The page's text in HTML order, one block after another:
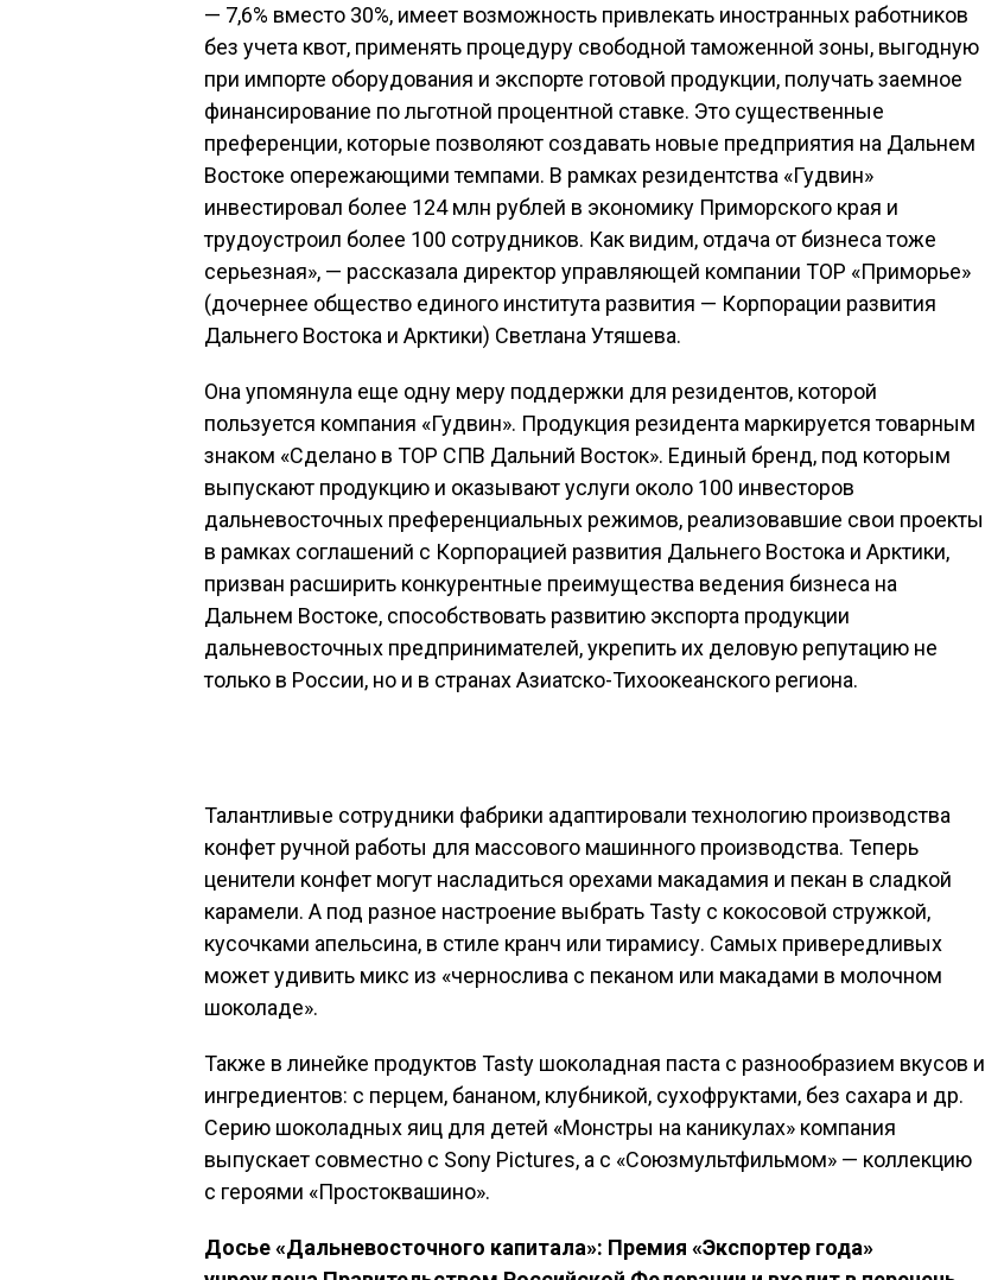
— 7,6% вместо 30%, имеет возможность привлекать иностранных работников
без учета квот, применять процедуру свободной таможенной зоны, выгодную
при импорте оборудования и экспорте готовой продукции, получать заемное
финансирование по льготной процентной ставке. Это существенные
преференции, которые позволяют создавать новые предприятия на Дальнем
Востоке опережающими темпами. В рамках резидентства «Гудвин»
инвестировал более 124 млн рублей в экономику Приморского края и
трудоустроил более 100 сотрудников. Как видим, отдача от бизнеса тоже
серьезная», — рассказала директор управляющей компании ТОР «Приморье»
(дочернее общество единого института развития — Корпорации развития
Дальнего Востока и Арктики) Светлана Утяшева.
Она упомянула еще одну меру поддержки для резидентов, которой
пользуется компания «Гудвин». Продукция резидента маркируется товарным
знаком «Сделано в ТОР СПВ Дальний Восток». Единый бренд, под которым
выпускают продукцию и оказывают услуги около 100 инвесторов
дальневосточных преференциальных режимов, реализовавшие свои проекты
в рамках соглашений с Корпорацией развития Дальнего Востока и Арктики,
призван расширить конкурентные преимущества ведения бизнеса на
Дальнем Востоке, способствовать развитию экспорта продукции
дальневосточных предпринимателей, укрепить их деловую репутацию не
только в России, но и в странах Азиатско-Тихоокеанского региона.
Талантливые сотрудники фабрики адаптировали технологию производства
конфет ручной работы для массового машинного производства. Теперь
ценители конфет могут насладиться орехами макадамия и пекан в сладкой
карамели. А под разное настроение выбрать Tasty c кокосовой стружкой,
кусочками апельсина, в стиле кранч или тирамису. Самых привередливых
может удивить микс из «чернослива с пеканом или макадами в молочном
шоколаде».
Также в линейке продуктов Tasty шоколадная паста с разнообразием вкусов и
ингредиентов: с перцем, бананом, клубникой, сухофруктами, без сахара и др.
Серию шоколадных яиц для детей «Монстры на каникулах» компания
выпускает совместно с Sony Pictures, а с «Союзмультфильмом» — коллекцию
с героями «Простоквашино».
Досье «Дальневосточного капитала»: Премия «Экспортер года»